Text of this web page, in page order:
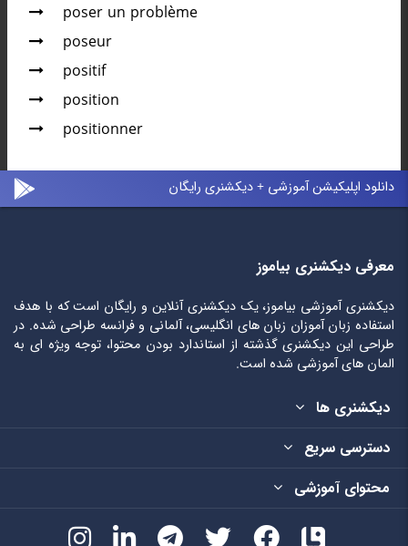
poser un problème
poseur
positif
position
positionner
دانلود اپلیکیشن آموزشی + دیکشنری رایگان
معرفی دیکشنری بیاموز
دیکشنری آموزشی بیاموز، یک دیکشنری آنلاین و رایگان است که با هدف
استفاده زبان آموزان زبان های انگلیسی، آلمانی و فرانسه طراحی شده. در
طراحی این دیکشنری گذشته از استاندارد بودن محتوا، توجه ویژه ای به
المان های آموزشی شده است.
دیکشنری ها
دسترسی سریع
محتوای آموزشی